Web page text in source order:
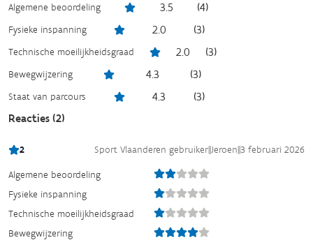
Algemene beoordeling 3.5 (4)
Fysieke inspanning 2.0 (3)
Technische moeilijkheidsgraad 2.0 (3)
Bewegwijzering 4.3 (3)
Staat van parcours 4.3 (3)
Reacties (2)
2 Sport Vlaanderen gebruiker||Jeroen||3 februari 2026
Algemene beoordeling
Fysieke inspanning
Technische moeilijkheidsgraad
Bewegwijzering